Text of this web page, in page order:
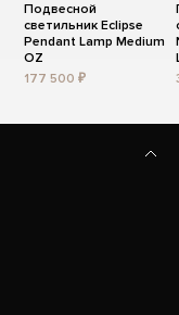
Подвесной
светильник Eclipse
Pendant Lamp Medium
OZ
177 500 ₽